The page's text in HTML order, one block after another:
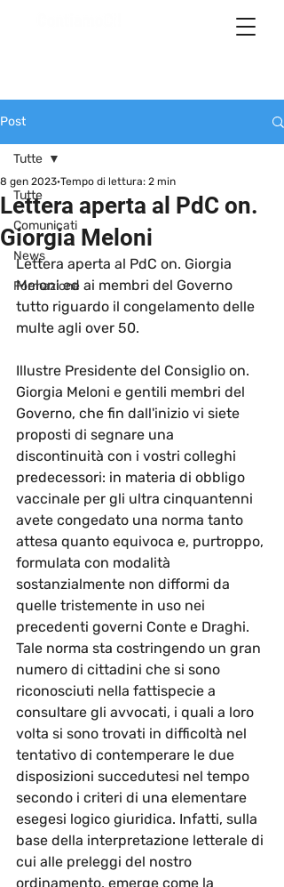
Post
Tutte
Comunicati
News
Formazione
Tutte
Lettera aperta al PdC on.
Giorgia Meloni
8 gen 2023 Tempo di lettura: 2 min
Lettera aperta al PdC on. Giorgia
Meloni ed ai membri del Governo
tutto riguardo il congelamento delle
multe agli over 50.
Illustre Presidente del Consiglio on.
Giorgia Meloni e gentili membri del
Governo, che fin dall'inizio vi siete
proposti di segnare una
discontinuità con i vostri colleghi
predecessori: in materia di obbligo
vaccinale per gli ultra cinquantenni
avete congedato una norma tanto
attesa quanto equivoca e, purtroppo,
formulata con modalità
sostanzialmente non difformi da
quelle tristemente in uso nei
precedenti governi Conte e Draghi.
Tale norma sta costringendo un gran
numero di cittadini che si sono
riconosciuti nella fattispecie a
consultare gli avvocati, i quali a loro
volta si sono trovati in difficoltà nel
tentativo di contemperare le due
disposizioni succedutesi nel tempo
secondo i criteri di una elementare
esegesi logico giuridica. Infatti, sulla
base della interpretazione letterale di
cui alle preleggi del nostro
ordinamento, emerge come la